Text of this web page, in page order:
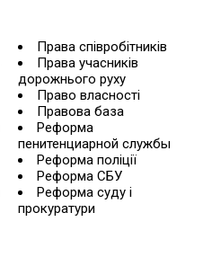
Права співробітників
Права учасників
дорожнього руху
Право власності
Правова база
Реформа
пенитенциарной службы
Реформа поліції
Реформа СБУ
Реформа суду і
прокуратури